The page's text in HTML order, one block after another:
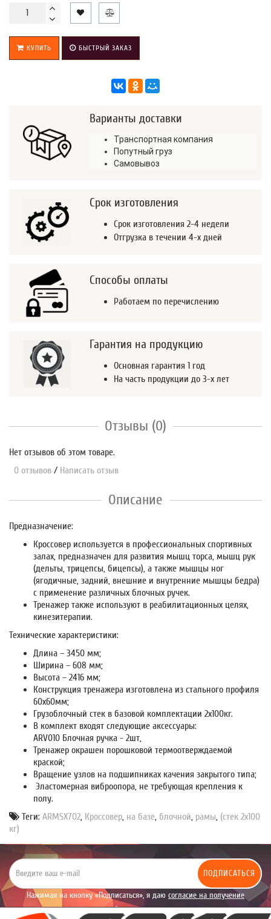
КУПИТЬ БЫСТРЫЙ ЗАКАЗ
Варианты доставки
Транспортная компания
Попутный груз
Самовывоз
Срок изготовления
Срок изготовления 2-4 недели
Отгрузка в течении 4-х дней
Способы оплаты
Работаем по перечислению
Гарантия на продукцию
Основная гарантия 1 год
На часть продукции до 3-х лет
Отзывы (0)
Нет отзывов об этом товаре.
0 отзывов / Написать отзыв
Описание
Предназначение:
Кроссовер используется в профессиональных спортивных
залах, предназначен для развития мышц торса, мышц рук
(дельты, трицепсы, бицепсы), а также мышцы ног
(ягодичные, задний, внешние и внутренние мышцы бедра)
с применение различных блочных ручек.
Тренажер также используют в реабилитационных целях,
кинезитерапии.
Технические характеристики:
Длина – 3450 мм;
Ширина – 608 мм;
Высота – 2416 мм;
Конструкция тренажера изготовлена из стального профиля
60х60мм;
Грузоблочный стек в базовой комплектации 2х100кг.
В комплект входят следующие аксессуары:
ARV010 Блочная ручка - 2шт,
Тренажер окрашен порошковой термоотверждаемой
краской;
Вращение узлов на подшипниках качения закрытого типа;
Эластомерная виброопора, не требующая крепления к
полу.
Теги: ARMSX702, Кроссовер, на базе, блочной, рамы, (стек 2х100
кг)
ПОДПИСАТЬСЯ
Нажимая на кнопку «Подписаться», я даю согласие на получение
уведомлений рекламного характера.